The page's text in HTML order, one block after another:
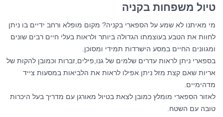
טיול משפחות בקניה
מי מאיתנו לא שמע על הספארי בקניה? מקום מופלא ורחב ידיים בו ניתן
לחוות את הטבע בעוצמתו הגדולה ביותר ולראות בעלי חיים רבים שונים
ומגוונים החיים במסע הישרדות תמידי ומסוכן.
בספארי ניתן לראות עדרים שלמים של גנו,פילים,זברות וכמובן להקות של
אריות שאם קצת מזל ניתן אפילו לראות את הלביאות במסעות צייד
מדהימיים.
לאזור הספארי מומלץ כמובן לצאת בטיול מאורגן עם מדריך בעל היכרות
טובה עם השטח.